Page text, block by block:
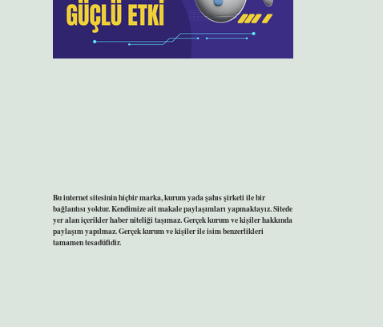
Bu internet sitesinin hiçbir marka, kurum yada şahıs şirketi ile bir
bağlantısı yoktur. Kendimize ait makale paylaşımları yapmaktayız. Sitede
yer alan içerikler haber niteliği taşımaz. Gerçek kurum ve kişiler hakkında
paylaşım yapılmaz. Gerçek kurum ve kişiler ile isim benzerlikleri
tamamen tesadüfidir.